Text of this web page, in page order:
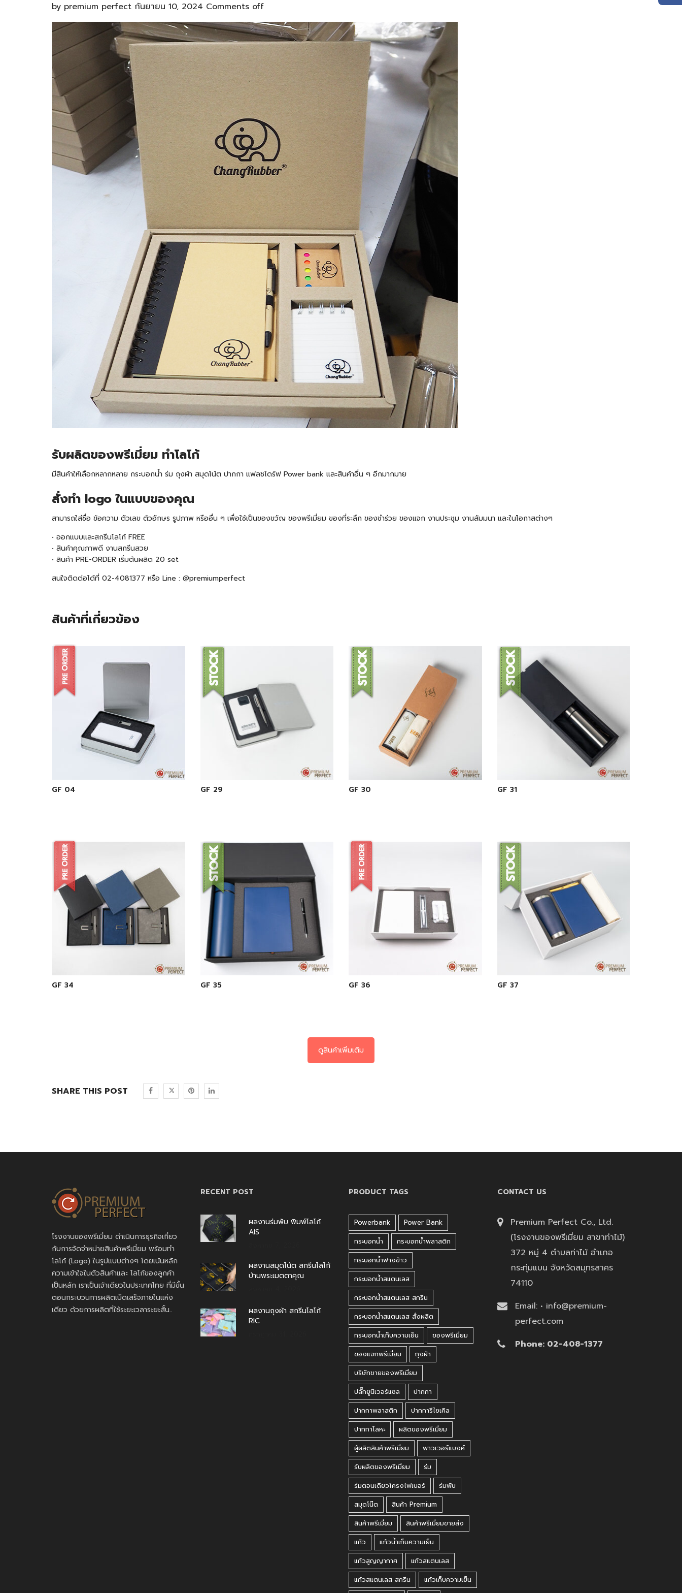
by premium perfect กันยายน 10, 2024 Comments off
รับผลิตของพรีเมี่ยม ทำโลโก้
มีสินค้าให้เลือกหลากหลาย กระบอกน้ำ ร่ม ถุงผ้า สมุดโน้ต ปากกา แฟลชไดร์ฟ Power bank และสินค้าอื่น ๆ อีกมากมาย
สั่งทำ logo ในแบบของคุณ
สามารถใส่ชื่อ ข้อความ ตัวเลข ตัวอักษร รูปภาพ หรืออื่น ๆ เพื่อใช้เป็นของขวัญ ของพรีเมี่ยม ของที่ระลึก ของชำร่วย ของแจก งานประชุม งานสัมมนา และในโอกาสต่างๆ
• ออกแบบและสกรีนโลโก้ FREE
• สินค้าคุณภาพดี งานสกรีนสวย
• สินค้า PRE-ORDER เริ่มต้นผลิต 20 set
สนใจติดต่อได้ที่ 02-4081377 หรือ Line : @premiumperfect
สินค้าที่เกี่ยวข้อง
GF 04 GF 29 GF 30 GF 31
GF 34 GF 35 GF 36 GF 37
ดูสินค้าเพิ่มเติม
SHARE THIS POST
โรงงานของพรีเมี่ยม ดำเนินการธุรกิจเกี่ยว
กับการจัดจำหน่ายสินค้าพรีเมี่ยม พร้อมทำ
โลโก้ (Logo) ในรูปแบบต่างๆ โดยเน้นหลัก
ความเข้าใจในตัวสินค้าและ โลโก้ของลูกค้า
เป็นหลัก เราเป็นเจ้าเดียวในประเทศไทย ที่มีขั้น
ตอนกระบวนการผลิตเบ็ดเสร็จภายในแห่ง
เดียว ด้วยการผลิตที่ใช้ระยะเวลาระยะสั้น..
RECENT POST
ผลงานร่มพับ พิมพ์โลโก้
AIS
ผลงานสมุดโน้ต สกรีนโลโก้
บ้านพระเมตตาคุณ
ผลงานถุงผ้า สกรีนโลโก้
RIC
PRODUCT TAGS
Powerbank
Power Bank
กระบอกน้ำ
กระบอกน้ำพลาสติก
กระบอกน้ำฟางข้าว
กระบอกน้ำสแตนเลส
กระบอกน้ำสแตนเลส สกรีน
กระบอกน้ำสแตนเลส สั่งผลิต
กระบอกน้ำเก็บความเย็น
ของพรีเมี่ยม
ของแจกพรีเมี่ยม
ถุงผ้า
บริษัทขายของพรีเมี่ยม
ปลั๊กยูนิเวอร์แซล
ปากกา
ปากกาพลาสติก
ปากการีไซเคิล
ปากกาโลหะ
ผลิตของพรีเมี่ยม
ผู้ผลิตสินค้าพรีเมี่ยม
พาวเวอร์แบงค์
รับผลิตของพรีเมี่ยม
ร่ม
ร่มตอนเดียวโครงไฟเบอร์
ร่มพับ
สมุดโน๊ต
สินค้า Premium
สินค้าพรีเมี่ยม
สินค้าพรีเมี่ยมขายส่ง
แก้ว
แก้วน้ำเก็บความเย็น
แก้วสูญญากาศ
แก้วสแตนเลส
แก้วสแตนเลส สกรีน
แก้วเก็บความเย็น
CONTACT US
Premium Perfect Co., Ltd.
(โรงงานของพรีเมี่ยม สาขาท่าไม้)
372 หมู่ 4 ตำบลท่าไม้ อำเภอ
กระทุ่มแบน จังหวัดสมุทรสาคร
74110
Email: • info@premium-
perfect.com
Phone: 02-408-1377